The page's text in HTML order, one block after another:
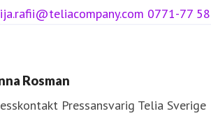
0771-77
Rosman
Pressansvarig Telia Sverige